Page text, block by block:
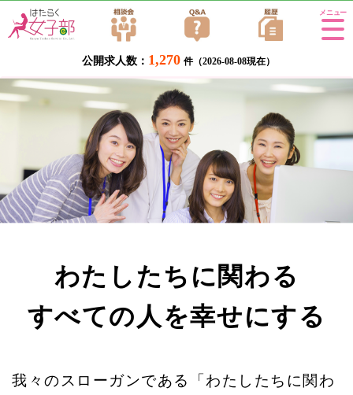
公開求人数： 1,270 件（2026-08-08現在）
Tog
gati
on
ホーム > 会社概要
わたしたちに関わる
すべての人を幸せにする
我々のスローガンである「わたしたちに関わ